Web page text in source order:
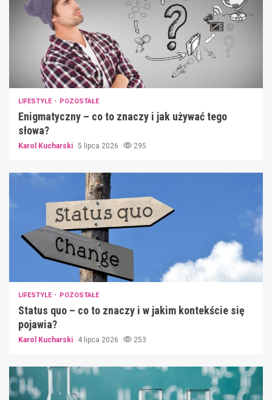
LIFESTYLE POZOSTAŁE
Enigmatyczny – co to znaczy i jak używać tego
słowa?
Karol Kucharski 5 lipca 2026 295
LIFESTYLE POZOSTAŁE
Status quo – co to znaczy i w jakim kontekście się
pojawia?
Karol Kucharski 4 lipca 2026 253